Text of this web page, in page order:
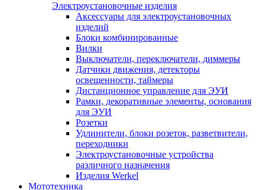
Электроустановочные изделия
Аксессуары для электроустановочных
изделий
Блоки комбинированные
Вилки
Выключатели, переключатели, диммеры
Датчики движения, детекторы
освещенности, таймеры
Дистанционное управление для ЭУИ
Рамки, декоративные элементы, основания
для ЭУИ
Розетки
Удлинители, блоки розеток, разветвители,
переходники
Электроустановочные устройства
различного назначения
Изделия Werkel
Мототехника